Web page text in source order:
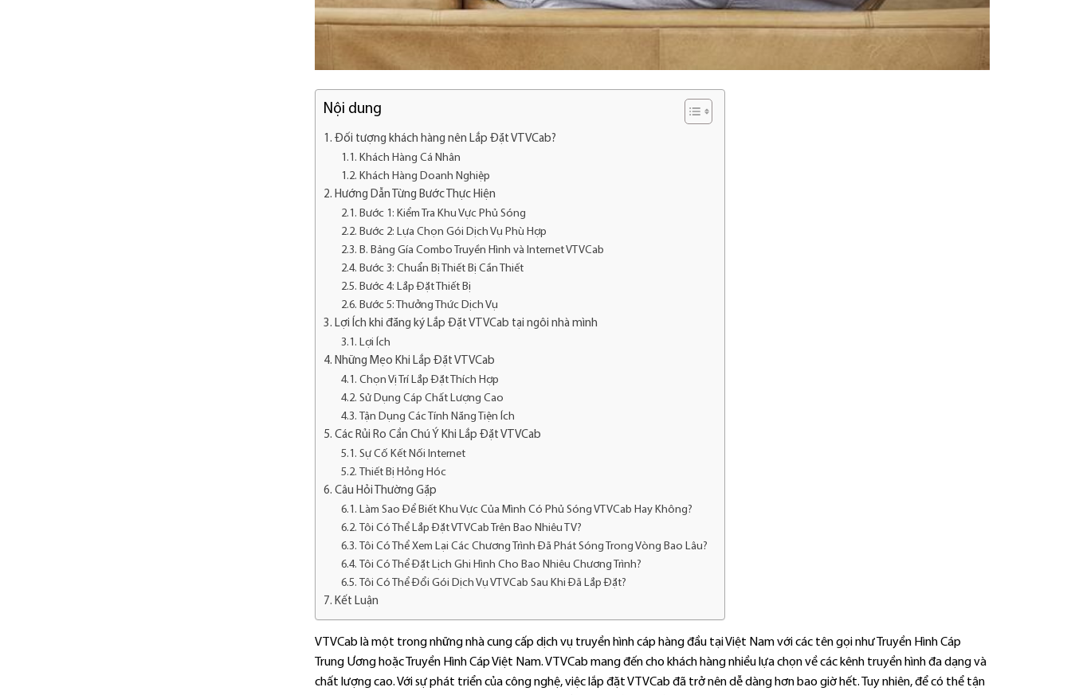
Nội dung
Đối tượng khách hàng nên Lắp Đặt VTVCab?
Khách Hàng Cá Nhân
Khách Hàng Doanh Nghiệp
Hướng Dẫn Từng Bước Thực Hiện
Bước 1: Kiểm Tra Khu Vực Phủ Sóng
Bước 2: Lựa Chọn Gói Dịch Vụ Phù Hợp
B. Bảng Gía Combo Truyền Hình và Internet VTVCab
Bước 3: Chuẩn Bị Thiết Bị Cần Thiết
Bước 4: Lắp Đặt Thiết Bị
Bước 5: Thưởng Thức Dịch Vụ
Lợi Ích khi đăng ký Lắp Đặt VTVCab tại ngôi nhà mình
Lợi Ích
Những Mẹo Khi Lắp Đặt VTVCab
Chọn Vị Trí Lắp Đặt Thích Hợp
Sử Dụng Cáp Chất Lượng Cao
Tận Dụng Các Tính Năng Tiện Ích
Các Rủi Ro Cần Chú Ý Khi Lắp Đặt VTVCab
Sự Cố Kết Nối Internet
Thiết Bị Hỏng Hóc
Câu Hỏi Thường Gặp
Làm Sao Để Biết Khu Vực Của Mình Có Phủ Sóng VTVCab Hay Không?
Tôi Có Thể Lắp Đặt VTVCab Trên Bao Nhiêu TV?
Tôi Có Thể Xem Lại Các Chương Trình Đã Phát Sóng Trong Vòng Bao Lâu?
Tôi Có Thể Đặt Lịch Ghi Hình Cho Bao Nhiêu Chương Trình?
Tôi Có Thể Đổi Gói Dịch Vụ VTVCab Sau Khi Đã Lắp Đặt?
Kết Luận
VTVCab là một trong những nhà cung cấp dịch vụ truyền hình cáp hàng đầu tại Việt Nam với các tên gọi như Truyền Hình Cáp
Trung Ương hoặc Truyền Hình Cáp Việt Nam. VTVCab mang đến cho khách hàng nhiều lựa chọn về các kênh truyền hình đa dạng và
chất lượng cao. Với sự phát triển của công nghệ, việc lắp đặt VTVCab đã trở nên dễ dàng hơn bao giờ hết. Tuy nhiên, để có thể tận